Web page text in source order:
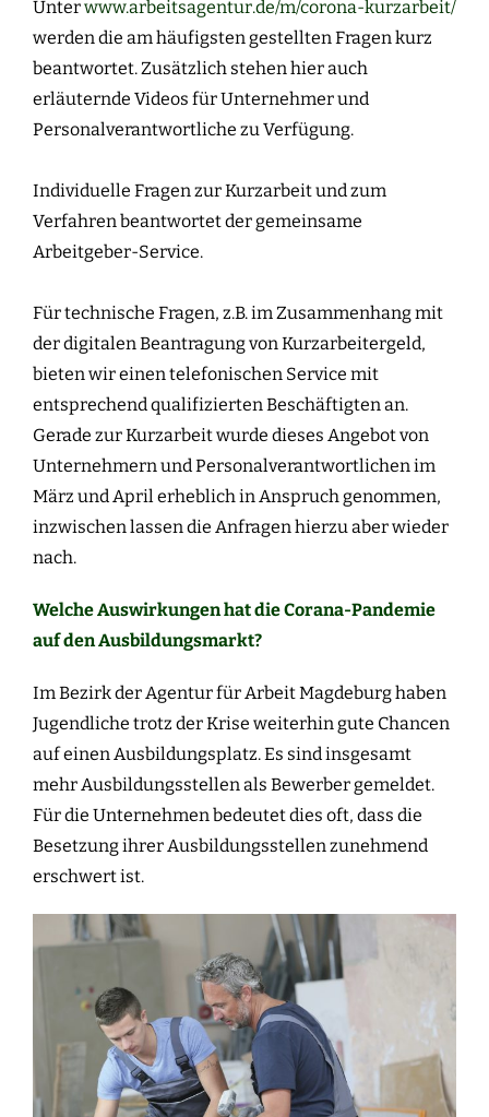
Unterwww.arbeitsagentur.de/m/corona-kurzarbeit/
werden die am häufigsten gestellten Fragen kurz
beantwortet. Zusätzlich stehen hier auch
erläuternde Videos für Unternehmer und
Personalverantwortliche zu Verfügung.
Individuelle Fragen zur Kurzarbeit und zum
Verfahren beantwortet der gemeinsame
Arbeitgeber-Service.
Für technische Fragen, z.B. im Zusammenhang mit
der digitalen Beantragung von Kurzarbeitergeld,
bieten wir einen telefonischen Service mit
entsprechend qualifizierten Beschäftigten an.
Gerade zur Kurzarbeit wurde dieses Angebot von
Unternehmern und Personalverantwortlichen im
März und April erheblich in Anspruch genommen,
inzwischen lassen die Anfragen hierzu aber wieder
nach.
Welche Auswirkungen hat die Corana-Pandemie
auf den Ausbildungsmarkt?
Im Bezirk der Agentur für Arbeit Magdeburg haben
Jugendliche trotz der Krise weiterhin gute Chancen
auf einen Ausbildungsplatz. Es sind insgesamt
mehr Ausbildungsstellen als Bewerber gemeldet.
Für die Unternehmen bedeutet dies oft, dass die
Besetzung ihrer Ausbildungsstellen zunehmend
erschwert ist.